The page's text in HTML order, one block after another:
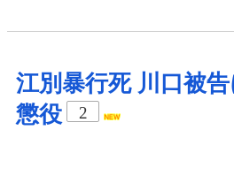
江別暴行死 川口被
懲役
2